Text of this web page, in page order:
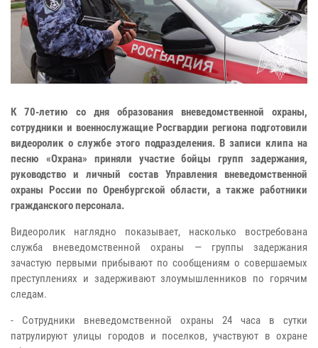
К 70-летию со дня образования вневедомственной охраны,
сотрудники и военнослужащие Росгвардии региона подготовили
видеоролик о службе этого подразделения. В записи клипа на
песню «Охрана» приняли участие бойцы групп задержания,
руководство и личный состав Управления вневедомственной
охраны России по Оренбургской области, а также работники
гражданского персонала.
Видеоролик наглядно показывает, насколько востребована
служба вневедомственной охраны — группы задержания
зачастую первыми прибывают по сообщениям о совершаемых
преступлениях и задерживают злоумышленников по горячим
следам.
- Сотрудники вневедомственной охраны 24 часа в сутки
патрулируют улицы городов и поселков, участвуют в охране